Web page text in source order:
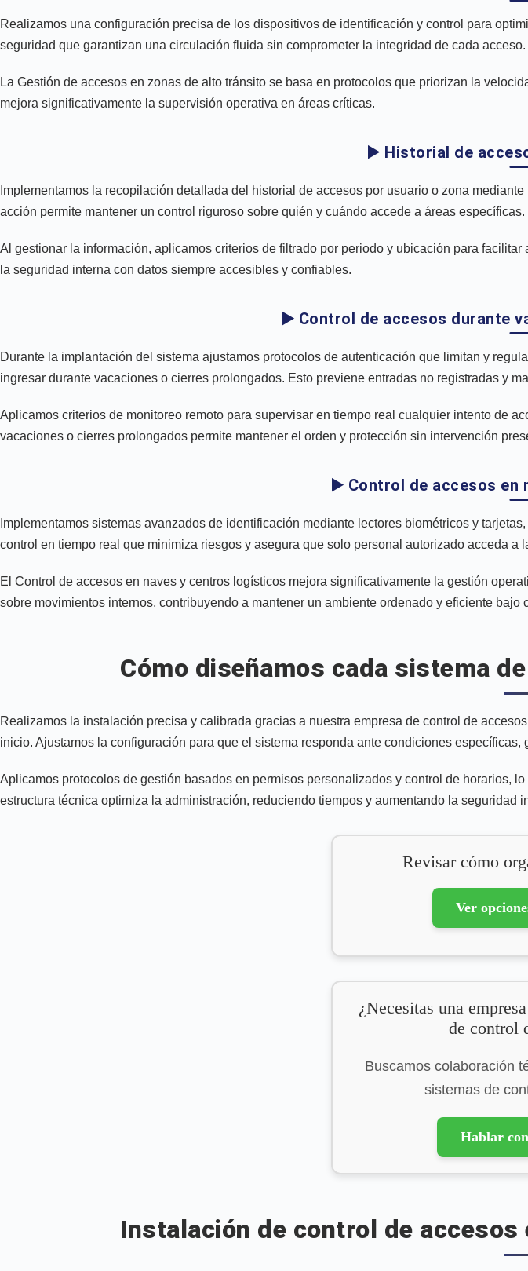
Realizamos una configuración precisa de los dispositivos de identificación y control para
seguridad que garantizan una circulación fluida sin comprometer la integridad de cada acceso.
La Gestión de accesos en zonas de alto tránsito se basa en protocolos que priorizan la
mejora significativamente la supervisión operativa en áreas críticas.
▶️ Historial de
Implementamos la recopilación detallada del historial de accesos por usuario o zona
acción permite mantener un control riguroso sobre quién y cuándo accede a áreas específicas.
Al gestionar la información, aplicamos criterios de filtrado por periodo y ubicación para
la seguridad interna con datos siempre accesibles y confiables.
▶️ Control de accesos durante
Durante la implantación del sistema ajustamos protocolos de autenticación que limitan y
ingresar durante vacaciones o cierres prolongados. Esto previene entradas no registradas y
Aplicamos criterios de monitoreo remoto para supervisar en tiempo real cualquier intento de
vacaciones o cierres prolongados permite mantener el orden y protección sin intervención
▶️ Control de accesos en
Implementamos sistemas avanzados de identificación mediante lectores biométricos y
control en tiempo real que minimiza riesgos y asegura que solo personal autorizado acceda a
El Control de accesos en naves y centros logísticos mejora significativamente la gestión
sobre movimientos internos, contribuyendo a mantener un ambiente ordenado y eficiente bajo
Cómo diseñamos cada sistema
Realizamos la instalación precisa y calibrada gracias a nuestra empresa de control de
inicio. Ajustamos la configuración para que el sistema responda ante condiciones
Aplicamos protocolos de gestión basados en permisos personalizados y control de horarios,
estructura técnica optimiza la administración, reduciendo tiempos y aumentando la seguridad
Revisar cómo
Ver
¿Necesitas una
de control
Buscamos colaboración
sistemas de
Hablar
Instalación de control de